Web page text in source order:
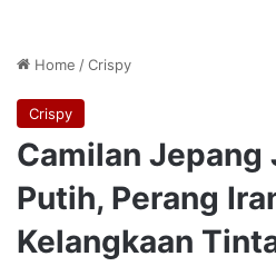
Home /Crispy
Crispy
Camilan Jepang
Putih, Perang
Kelangkaan